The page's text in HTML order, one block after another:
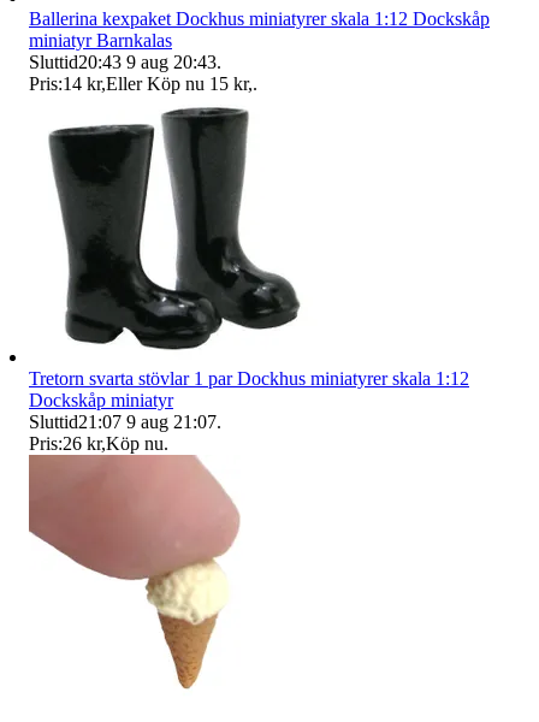
Ballerina kexpaket Dockhus miniatyrer skala 1:12 Dockskåp
miniatyr Barnkalas
Sluttid20:43 9 aug 20:43.
Pris:14 kr,Eller Köp nu 15 kr,.
Tretorn svarta stövlar 1 par Dockhus miniatyrer skala 1:12
Dockskåp miniatyr
Sluttid21:07 9 aug 21:07.
Pris:26 kr,Köp nu.